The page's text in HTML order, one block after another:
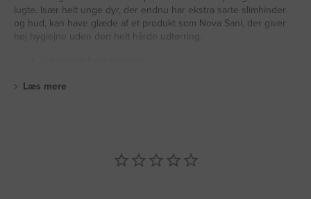
lugte. Især helt unge dyr, der endnu har ekstra sarte slimhinder
og hud, kan have glæde af et produkt som Nova Sani, der giver
høj hygiejne uden den helt hårde udtørring.
Læs mere